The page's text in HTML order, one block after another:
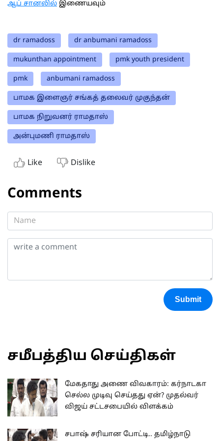
ஆப் சானலில் இணையவும்
dr ramadoss dr anbumani ramadoss
mukunthan appointment pmk youth president
pmk anbumani ramadoss
பாமக இளைஞர் சங்கத் தலைவர் முகுந்தன்
பாமக நிறுவனர் ராமதாஸ்
அன்புமணி ராமதாஸ்
Like Dislike
Comments
Submit
சமீபத்திய செய்திகள்
மேகதாது அணை விவகாரம்: கர்நாடகா
செல்ல முடிவு செய்தது ஏன்? முதல்வர்
விஜய் சட்டசபையில் விளக்கம்
சபாஷ் சரியான போட்டி.. தமிழ்நாடு